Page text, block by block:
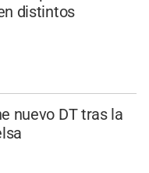
distintos
nuevo DT tras la